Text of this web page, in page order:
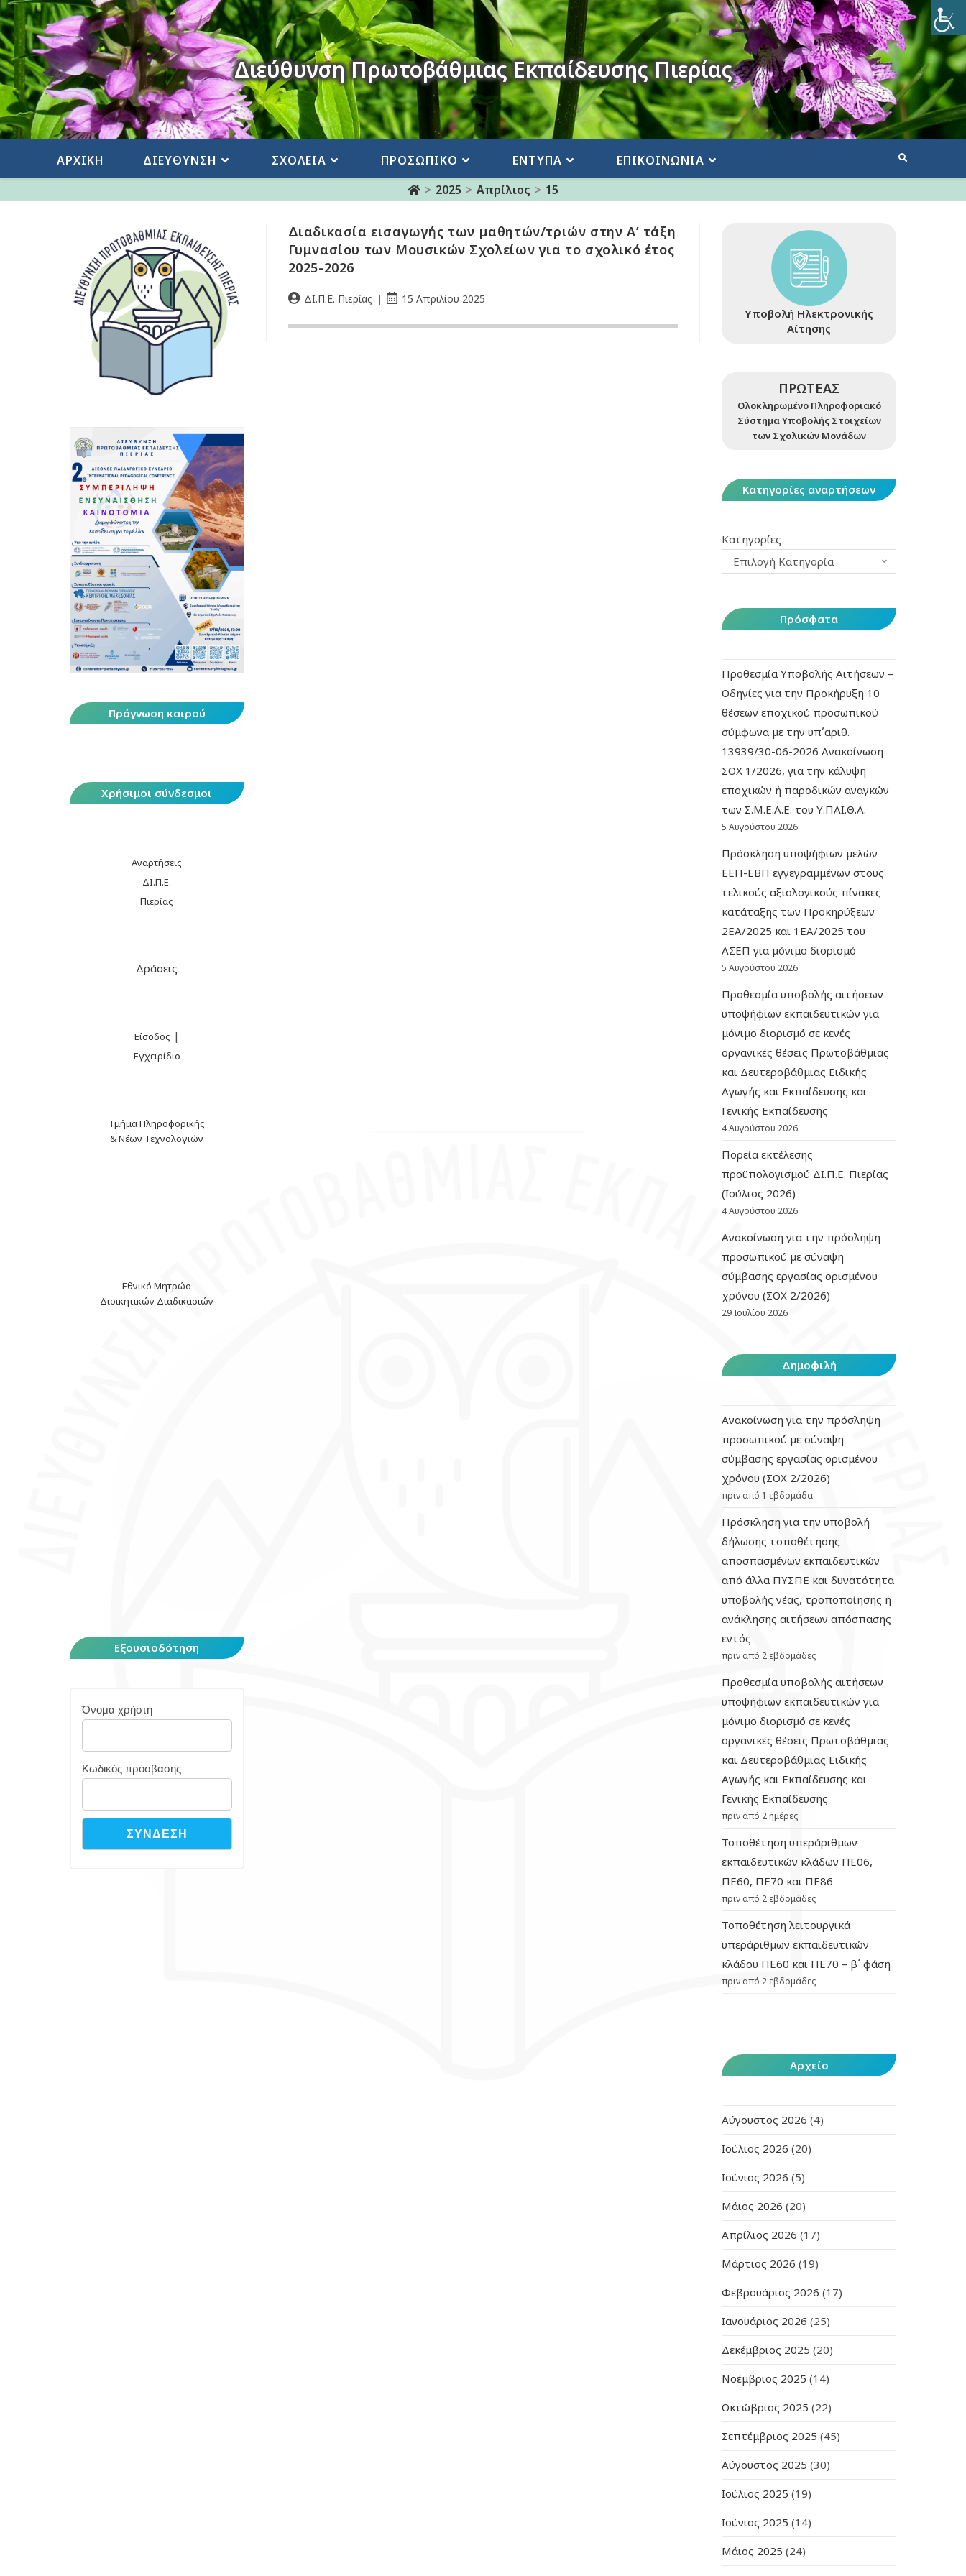
Διεύθυνση Πρωτοβάθμιας Εκπαίδευσης Πιερίας
ΑΡΧΙΚΗ ΔΙΕΥΘΥΝΣΗ ΣΧΟΛΕΙΑ ΠΡΟΣΩΠΙΚΟ ΕΝΤΥΠΑ
ΕΠΙΚΟΙΝΩΝΙΑ
> 2025 > Απρίλιος > 15
Διαδικασία εισαγωγής των μαθητών/τριών στην Α’ τάξη
Γυμνασίου των Μουσικών Σχολείων για το σχολικό έτος
2025-2026
ΔΙ.Π.Ε. Πιερίας 15 Απριλίου 2025
Πρόγνωση καιρού
Χρήσιμοι σύνδεσμοι
Αναρτήσεις
ΔΙ.Π.Ε.
Πιερίας
Δράσεις
Είσοδος |
Εγχειρίδιο
Τμήμα Πληροφορικής
& Νέων Τεχνολογιών
Εθνικό Μητρώο
Διοικητικών Διαδικασιών
Εξουσιοδότηση
Όνομα χρήστη
Κωδικός πρόσβασης
Υποβολή Ηλεκτρονικής
Αίτησης
ΠΡΩΤΕΑΣ
Ολοκληρωμένο Πληροφοριακό
Σύστημα Υποβολής Στοιχείων
των Σχολικών Μονάδων
Κατηγορίες αναρτήσεων
Κατηγορίες
Επιλογή Κατηγορία
Πρόσφατα
Προθεσμία Υποβολής Αιτήσεων –
Οδηγίες για την Προκήρυξη 10
θέσεων εποχικού προσωπικού
σύμφωνα με την υπ΄αριθ.
13939/30-06-2026 Ανακοίνωση
ΣΟΧ 1/2026, για την κάλυψη
εποχικών ή παροδικών αναγκών
των Σ.Μ.Ε.Α.Ε. του Υ.ΠΑΙ.Θ.Α.
5 Αυγούστου 2026
Πρόσκληση υποψήφιων μελών
ΕΕΠ-ΕΒΠ εγγεγραμμένων στους
τελικούς αξιολογικούς πίνακες
κατάταξης των Προκηρύξεων
2ΕΑ/2025 και 1ΕΑ/2025 του
ΑΣΕΠ για μόνιμο διορισμό
5 Αυγούστου 2026
Προθεσμία υποβολής αιτήσεων
υποψήφιων εκπαιδευτικών για
μόνιμο διορισμό σε κενές
οργανικές θέσεις Πρωτοβάθμιας
και Δευτεροβάθμιας Ειδικής
Αγωγής και Εκπαίδευσης και
Γενικής Εκπαίδευσης
4 Αυγούστου 2026
Πορεία εκτέλεσης
προϋπολογισμού ΔΙ.Π.Ε. Πιερίας
(Ιούλιος 2026)
4 Αυγούστου 2026
Ανακοίνωση για την πρόσληψη
προσωπικού με σύναψη
σύμβασης εργασίας ορισμένου
χρόνου (ΣΟΧ 2/2026)
29 Ιουλίου 2026
Δημοφιλή
Ανακοίνωση για την πρόσληψη
προσωπικού με σύναψη
σύμβασης εργασίας ορισμένου
χρόνου (ΣΟΧ 2/2026)
πριν από 1 εβδομάδα
Πρόσκληση για την υποβολή
δήλωσης τοποθέτησης
αποσπασμένων εκπαιδευτικών
από άλλα ΠΥΣΠΕ και δυνατότητα
υποβολής νέας, τροποποίησης ή
ανάκλησης αιτήσεων απόσπασης
εντός
πριν από 2 εβδομάδες
Προθεσμία υποβολής αιτήσεων
υποψήφιων εκπαιδευτικών για
μόνιμο διορισμό σε κενές
οργανικές θέσεις Πρωτοβάθμιας
και Δευτεροβάθμιας Ειδικής
Αγωγής και Εκπαίδευσης και
Γενικής Εκπαίδευσης
πριν από 2 ημέρες
Τοποθέτηση υπεράριθμων
εκπαιδευτικών κλάδων ΠΕ06,
ΠΕ60, ΠΕ70 και ΠΕ86
πριν από 2 εβδομάδες
Τοποθέτηση λειτουργικά
υπεράριθμων εκπαιδευτικών
κλάδου ΠΕ60 και ΠΕ70 – β΄ φάση
πριν από 2 εβδομάδες
Αρχείο
Αύγουστος 2026 (4)
Ιούλιος 2026 (20)
Ιούνιος 2026 (5)
Μάιος 2026 (20)
Απρίλιος 2026 (17)
Μάρτιος 2026 (19)
Φεβρουάριος 2026 (17)
Ιανουάριος 2026 (25)
Δεκέμβριος 2025 (20)
Νοέμβριος 2025 (14)
Οκτώβριος 2025 (22)
Σεπτέμβριος 2025 (45)
Αύγουστος 2025 (30)
Ιούλιος 2025 (19)
Ιούνιος 2025 (14)
Μάιος 2025 (24)